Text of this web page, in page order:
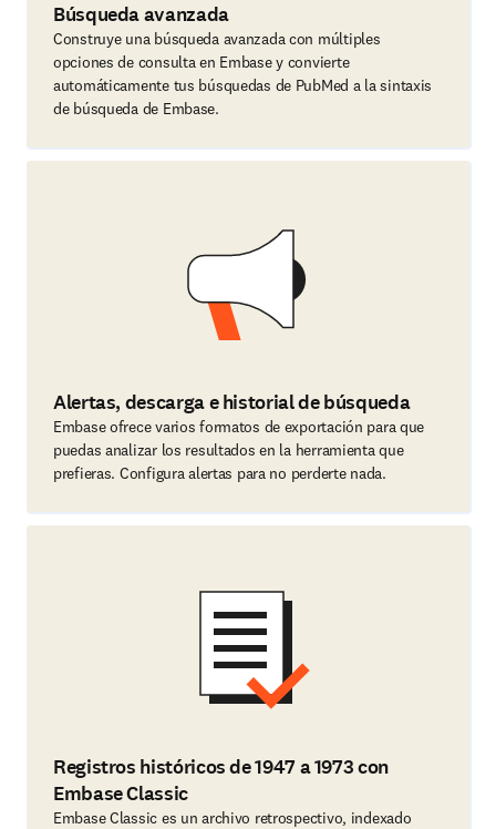
Búsqueda avanzada
Construye una búsqueda avanzada con múltiples
opciones de consulta en Embase y convierte
automáticamente tus búsquedas de PubMed a la sintaxis
de búsqueda de Embase.
Alertas, descarga e historial de búsqueda
Embase ofrece varios formatos de exportación para que
puedas analizar los resultados en la herramienta que
prefieras. Configura alertas para no perderte nada.
Registros históricos de 1947 a 1973 con
Embase Classic
Embase Classic es un archivo retrospectivo, indexado